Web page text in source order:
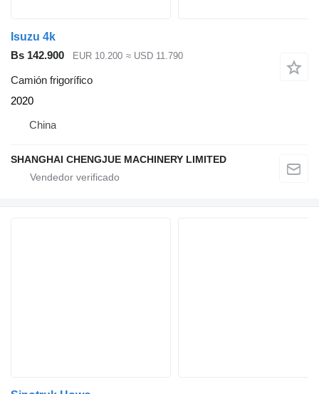
Isuzu 4k
Bs 142.900
EUR 10.200 ≈ USD 11.790
Camión frigorífico
2020
China
SHANGHAI CHENGJUE MACHINERY LIMITED